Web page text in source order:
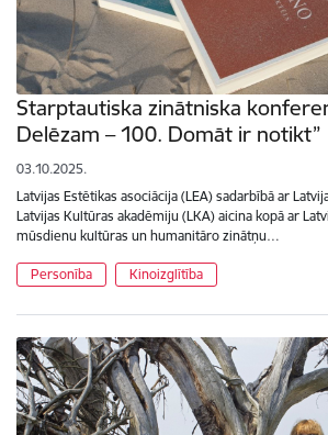
Starptautiska zinātniska
Delēzam – 100. Domāt ir notikt”
03.10.2025.
Latvijas Estētikas asociācija (LEA) sadarbībā ar
Latvijas Kultūras akadēmiju (LKA) aicina kopā ar
mūsdienu kultūras un humanitāro zinātņu…
Personība Kinoizglītība